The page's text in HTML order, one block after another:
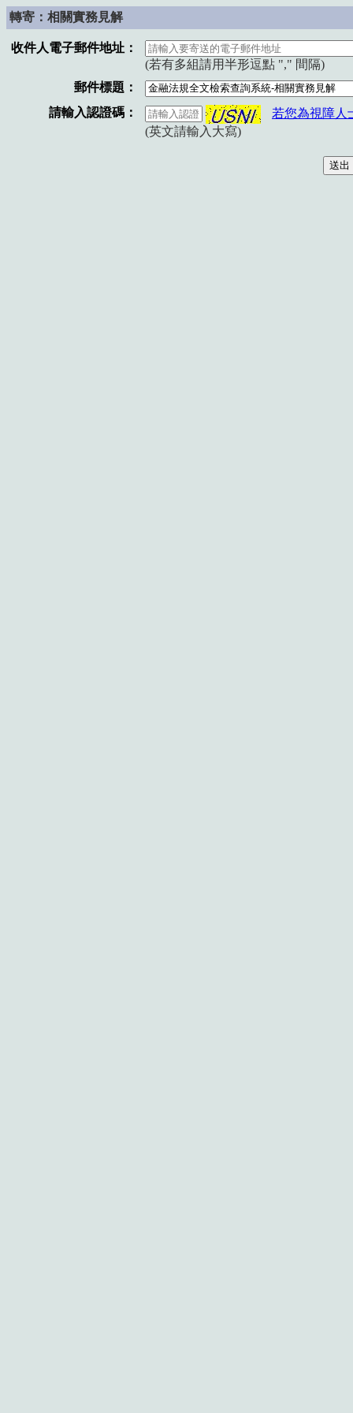
轉寄：相關實務見解
收件人電子郵件地址：
(若有多組請用半形逗點 "," 間隔)
郵件標題：
請輸入認證碼：
若您為視障人
(英文請輸入大寫)